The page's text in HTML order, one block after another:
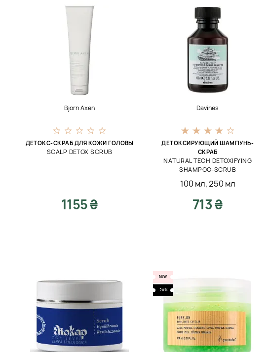
Bjorn Axen
ДЕТОКС-СКРАБ ДЛЯ КОЖИ ГОЛОВЫ
SCALP DETOX SCRUB
1155 ₴
Davines
ДЕТОКСИРУЮЩИЙ ШАМПУНЬ-
СКРАБ
NATURAL TECH DETOXIFYING
SHAMPOO-SCRUB
100 мл,250 мл
713 ₴
NEW
-20%